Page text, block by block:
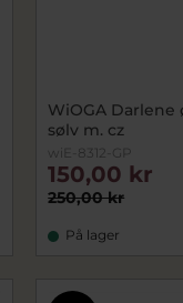
WiOGA
sølv m. cz
wiE-8312-GP
250,00 kr
150,00 kr
På lager